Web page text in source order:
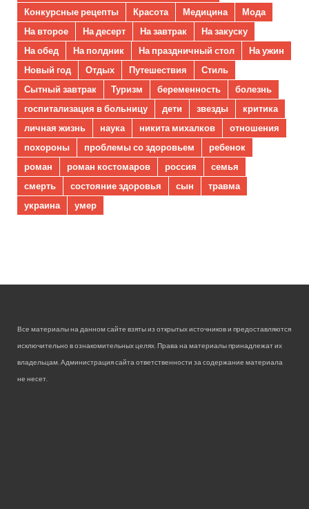
Конкурсные рецепты
Красота Медицина
Мода
На второе
На десерт На завтрак
На закуску
На обед
На полдник На праздничный стол
На ужин
Новый год
Отдых Путешествия
Стиль
Сытный завтрак
Туризм беременность
болезнь
госпитализация в больницу
дети звезды
критика
личная жизнь
наука никита михалков
отношения
похороны
проблемы со здоровьем
ребенок
роман
роман костомаров россия
семья
смерть
состояние здоровья сын
травма
украина
умер
Все материалы на данном сайте взяты из открытых источников и предоставляются
исключительно в ознакомительных целях. Права на материалы принадлежат их
владельцам. Администрация сайта ответственности за содержание материала
не несет.